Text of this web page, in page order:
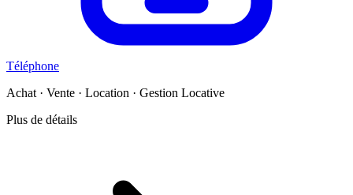
Téléphone
Achat · Vente · Location · Gestion Locative
Plus de détails